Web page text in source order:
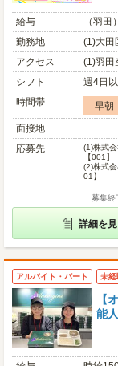
給与
（羽
勤務地
(1)大田
アクセス
(1)羽田
シフト
週4日
時間帯
早朝
面接地
応募先
(1)株式
【001】
(2)株式
01】
募集終
詳細を
アルバイト・パート 未経
【
能